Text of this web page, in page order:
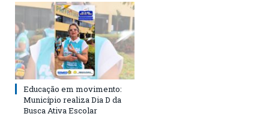
Educação em movimento:
Município realiza Dia D da
Busca Ativa Escolar